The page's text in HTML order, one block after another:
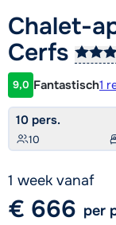
Chalet-
Cerfs
9,0 Fantastisch1
10 pers.
10
1 week vanaf
€ 666 per